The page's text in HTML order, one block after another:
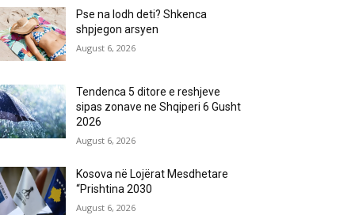
Pse na lodh deti? Shkenca
shpjegon arsyen
August 6, 2026
Tendenca 5 ditore e reshjeve
sipas zonave ne Shqiperi 6 Gusht
2026
August 6, 2026
Kosova në Lojërat Mesdhetare
“Prishtina 2030
August 6, 2026